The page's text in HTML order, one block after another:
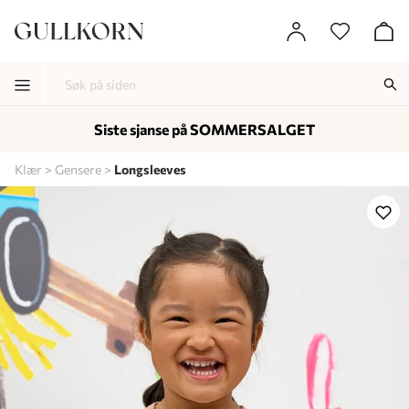
Lagt i kurven, utmerket valg!
Klær Gensere Longsleeves
Siste sjanse på SOMMERSALGET
-
-
-